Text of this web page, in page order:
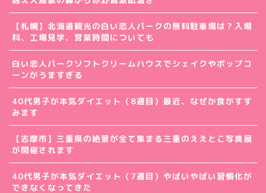
【札幌】北海道観光の白い恋人パークの無料駐車場は？入場
料、工場見学、営業時間についても
白い恋人パークソフトクリームハウスでシェイクやポップコ
ーンがうますぎる
40代男子が本気ダイエット（8週目）最近、なぜか食がすす
みます
【志摩市】三重県の絶景が全て集まる三重のええとこ写真展
が開催されます
40代男子が本気ダイエット（7週目）やばいやばい習慣化が
できなくなってきた